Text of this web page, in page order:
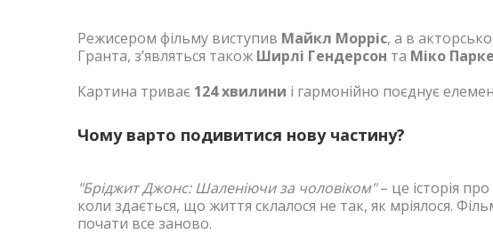
Режисером фільму виступив Майкл Морріс, а в
Гранта, з’являться також Ширлі Гендерсон та Міко
Картина триває 124 хвилини і гармонійно поєднує
Чому варто подивитися нову частину?
"Бріджит Джонс: Шаленіючи за чоловіком"– це історія
коли здається, що життя склалося не так, як мріялося.
почати все заново.